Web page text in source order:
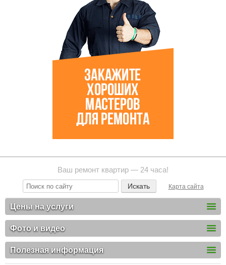
Ваш ремонт квартир — 24 часа!
Карта сайта
Цены на услуги
Фото и видео
Полезная информация